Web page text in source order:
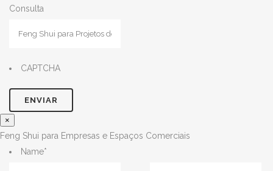
Consulta
CAPTCHA
×
Feng Shui para Empresas e Espaços Comerciais
Name*